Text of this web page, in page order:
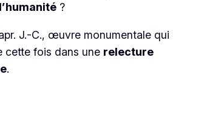
?
J.-C., œuvre monumentale qui
cette fois dans une relecture
.